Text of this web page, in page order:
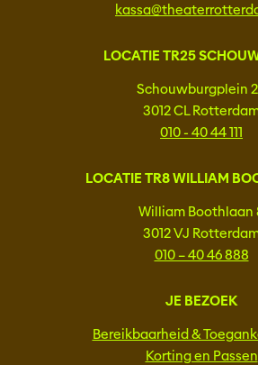
LOCATIE TR25
Schouwburgplein
3012 CL
010 - 40 44 111
LOCATIE TR8 WILLIAM
William Boothlaan
3012 VJ
010 – 40 46 888
JE BEZOEK
Bereikbaarheid &
Korting en Passen